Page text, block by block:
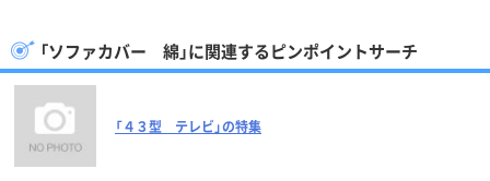
「ソファカバー 綿」に関連するピンポイントサーチ
「４３型 テレビ」の特集